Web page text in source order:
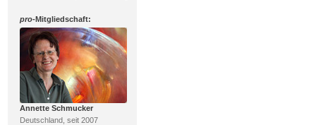
pro-Mitgliedschaft:
Annette Schmucker
Deutschland, seit 2007